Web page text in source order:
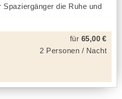
Spaziergänger die Ruhe und
für 65,00 €
2 Personen / Nacht